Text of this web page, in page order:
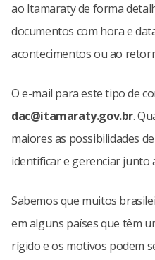
ao Itamaraty de forma
documentos com hora e
acontecimentos ou ao
O e-mail para este tipo de
dac@itamaraty.gov.br.
maiores as possibilidades
identificar e gerenciar junto
Sabemos que muitos
em alguns países que têm
rígido e os motivos podem